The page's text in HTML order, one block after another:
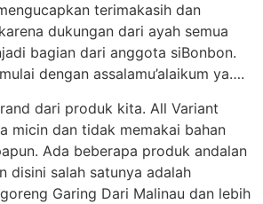
terimakasih dan
dukungan dari ayah semua
bagian dari anggota siBonbon.
dengan assalamu’alaikum ya….
dari produk kita. All Variant
micin dan tidak memakai bahan
Ada beberapa produk andalan
disini salah satunya adalah
Garing Dari Malinau dan lebih